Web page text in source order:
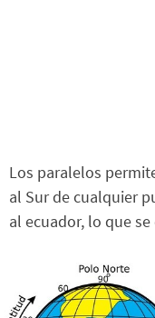
Los paralelos
al Sur de cualquier
al ecuador, lo que